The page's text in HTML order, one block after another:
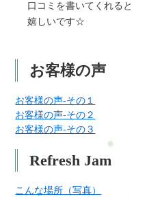
口コミを書いてくれると
嬉しいです☆
お客様の声
お客様の声-その１
お客様の声-その２
お客様の声-その３
Refresh Jam
こんな場所（写真）